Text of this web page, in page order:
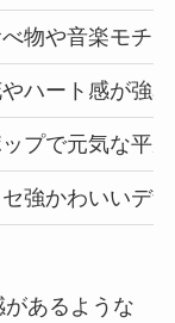
物や音楽モチ
ハート感が強
プで元気な平
強かわいいデ
あるような